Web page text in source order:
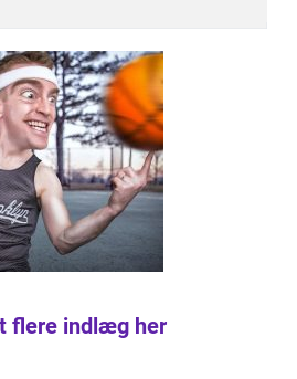
flere indlæg her